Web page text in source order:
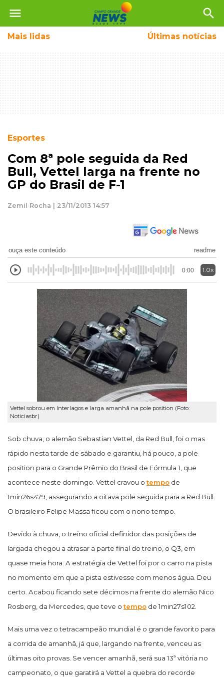
menu search
Mais lidas Últimas notícias
Esportes
Com 8ª pole seguida da Red
Bull, Vettel larga na frente no
GP do Brasil de F-1
Zemil Rocha | 23/11/2013 14:57
ouça este conteúdo readme
0:00 1.0x
Vettel sobrou em Interlagos e larga amanhã na pole position (Foto:
Noticiasbr)
Sob chuva, o alemão Sebastian Vettel, da Red Bull, foi o mas
rápido nesta tarde de sábado e garantiu, há pouco, a pole
position para o Grande Prêmio do Brasil de Fórmula 1, que
acontece neste domingo. Vettel cravou otempo de
1min26s479, assegurando a oitava pole seguida para a Red Bull.
O brasileiro Felipe Massa ficou com o nono tempo.
Devido à chuva, o treino oficial definidor das posições de
largada chegou a atrasar a parte final do treino, o Q3, em
quase meia hora. A estratégia de Vettel foi por o carro na pista
no momento em que a pista estivesse com menos água. Deu
certo. Acabou ficando sete décimos na frente do alemão Nico
Rosberg, da Mercedes, que teve otempo de 1min27s102.
Mais uma vez o tetracampeão mundial é o grande favorito para
a corrida de amanhã, já que, largando na frente, venceu as
últimas oito provas. Se vencer amanhã, será sua 13ª vitória no
campeonato, o que garatirá a Vettel a quebra do recorde